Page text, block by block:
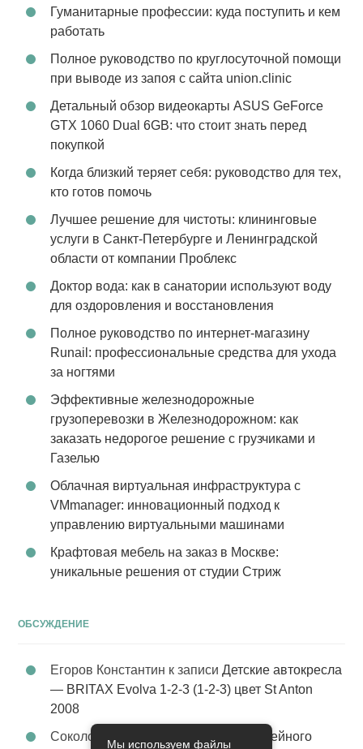
Гуманитарные профессии: куда поступить и кем
работать
Полное руководство по круглосуточной помощи
при выводе из запоя с сайта union.clinic
Детальный обзор видеокарты ASUS GeForce
GTX 1060 Dual 6GB: что стоит знать перед
покупкой
Когда близкий теряет себя: руководство для тех,
кто готов помочь
Лучшее решение для чистоты: клининговые
услуги в Санкт-Петербурге и Ленинградской
области от компании Проблекс
Доктор вода: как в санатории используют воду
для оздоровления и восстановления
Полное руководство по интернет-магазину
Runail: профессиональные средства для ухода
за ногтями
Эффективные железнодорожные
грузоперевозки в Железнодорожном: как
заказать недорогое решение с грузчиками и
Газелью
Облачная виртуальная инфраструктура с
VMmanager: инновационный подход к
управлению виртуальными машинами
Крафтовая мебель на заказ в Москве:
уникальные решения от студии Стриж
ОБСУЖДЕНИЕ
Егоров Константин к записиДетские автокресла
— BRITAX Evolva 1-2-3 (1-2-3) цвет St Anton
2008
Соколова Эльза
Услуги семейного
Мы используем файлы